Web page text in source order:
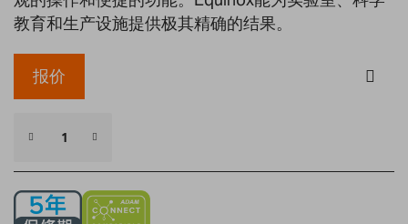
教育和生产设施提供极其精确的结果。
报价